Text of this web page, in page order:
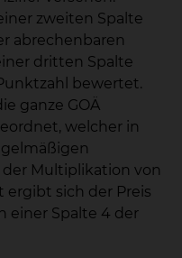
zweiten Spalte
abrechenbaren
dritten Spalte
bewertet.
ganze GOÄ
welcher in
Multiplikation von
sich der Preis
einer Spalte 4 der